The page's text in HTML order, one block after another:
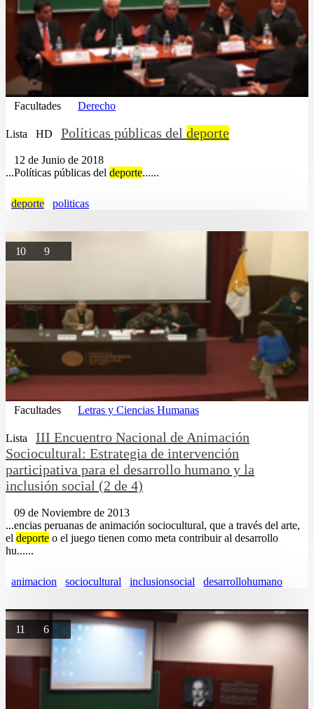
Facultades Derecho
Lista HD Políticas públicas del deporte
12 de Junio de 2018
...Políticas públicas del deporte......
deporte politicas
10 9
Facultades Letras y Ciencias Humanas
Lista
III Encuentro Nacional de Animación
Sociocultural: Estrategia de intervención
participativa para el desarrollo humano y la
inclusión social (2 de 4)
09 de Noviembre de 2013
...encias peruanas de animación sociocultural, que a través del arte,
el deporte o el juego tienen como meta contribuir al desarrollo
hu......
animacion sociocultural inclusionsocial desarrollohumano
11 6